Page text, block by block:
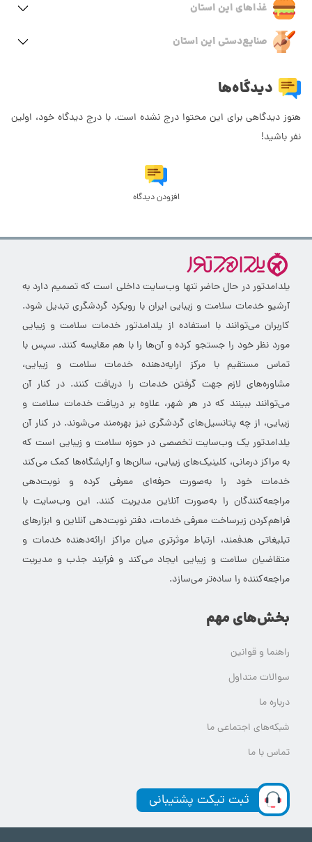
غذاهای این استان
صنایع‌دستی این استان
دیدگاه‌ها
هنوز دیدگاهی برای این محتوا درج نشده است. با درج دیدگاه خود، اولین
نفر باشید!
افزودن دیدگاه
یلدامدتور در حال حاضر تنها وب‌سایت داخلی است که تصمیم دارد به
آرشیو خدمات سلامت و زیبایی ایران با رویکرد گردشگری تبدیل شود.
کاربران می‌توانند با استفاده از یلدامدتور خدمات سلامت و زیبایی
مورد نظر خود را جستجو کرده و آن‌ها را با هم مقایسه کنند. سپس با
تماس مستقیم با مرکز ارایه‌دهنده خدمات سلامت و زیبایی،
مشاوره‌های لازم جهت گرفتن خدمات را دریافت کنند. در کنار آن
می‌توانند ببینند که در هر شهر، علاوه بر دریافت خدمات سلامت و
زیبایی، از چه پتانسیل‌های گردشگری نیز بهره‌مند می‌شوند. در کنار آن
یلدامدتور یک وب‌سایت تخصصی در حوزه سلامت و زیبایی است که
به مراکز درمانی، کلینیک‌های زیبایی، سالن‌ها و آرایشگاه‌ها کمک می‌کند
خدمات خود را به‌صورت حرفه‌ای معرفی کرده و نوبت‌دهی
مراجعه‌کنندگان را به‌صورت آنلاین مدیریت کنند. این وب‌سایت با
فراهم‌کردن زیرساخت معرفی خدمات، دفتر نوبت‌دهی آنلاین و ابزارهای
تبلیغاتی هدفمند، ارتباط موثرتری میان مراکز ارائه‌دهنده خدمات و
متقاضیان سلامت و زیبایی ایجاد می‌کند و فرآیند جذب و مدیریت
مراجعه‌کننده را ساده‌تر می‌سازد.
بخش‌های مهم
راهنما و قوانین
سوالات متداول
درباره ما
شبکه‌های اجتماعی ما
تماس با ما
ثبت تیکت پشتیبانی